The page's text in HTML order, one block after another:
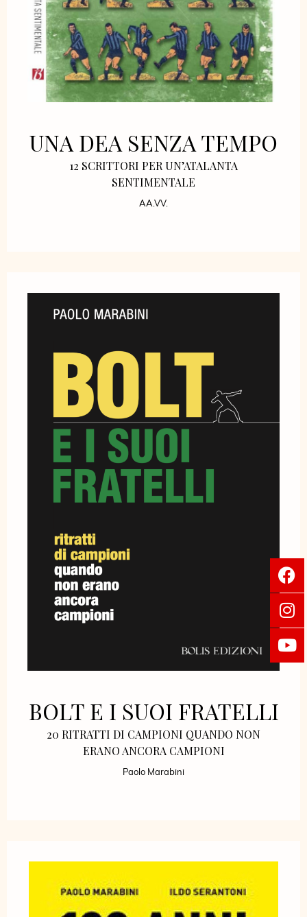
UNA DEA SENZA TEMPO
12 SCRITTORI PER UN’ATALANTA
SENTIMENTALE
AA.VV.
BOLT E I SUOI FRATELLI
20 RITRATTI DI CAMPIONI QUANDO NON
ERANO ANCORA CAMPIONI
Paolo Marabini